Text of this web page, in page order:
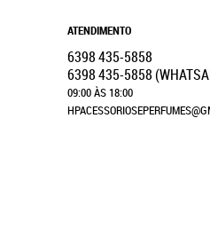
ATENDIMENTO
6398435-5858
6398435-5858
09:00 ÀS 18:00